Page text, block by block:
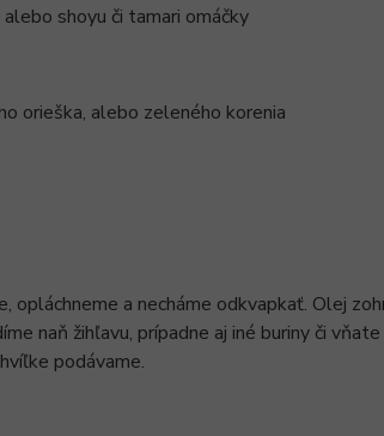
shoyu či tamari omáčky
orieška, alebo zeleného korenia
opláchneme a necháme odkvapkať. Olej
naň žihľavu, prípadne aj iné buriny či
podávame.